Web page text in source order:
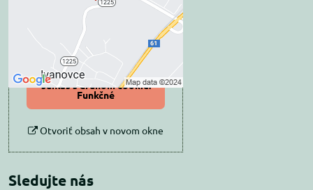
Prajete si načítať externý obsah?
Povoliť tentokrát
Povoliť a zapamätať -
súhlas s druhom cookie:
Funkčné
Otvoriť obsah v novom okne
Sledujte nás